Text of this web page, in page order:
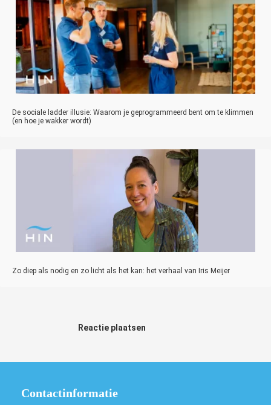
De sociale ladder illusie: Waarom je geprogrammeerd bent om te klimmen
(en hoe je wakker wordt)
Zo diep als nodig en zo licht als het kan: het verhaal van Iris Meijer
Reactie plaatsen
Contactinformatie